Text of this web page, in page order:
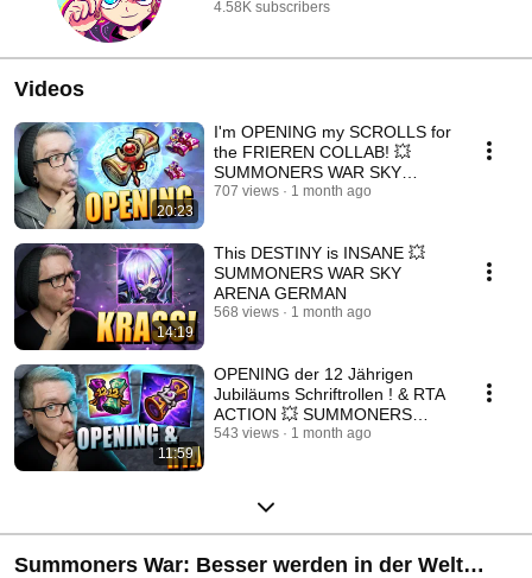
4.58K subscribers
Videos
20:23
I'm OPENING my SCROLLS for
the FRIEREN COLLAB! 💥
SUMMONERS WAR SKY
ARENA GERMAN
707 views 1 month ago
14:19
This DESTINY is INSANE 💥
SUMMONERS WAR SKY
ARENA GERMAN
568 views 1 month ago
11:59
OPENING der 12 Jährigen
Jubiläums Schriftrollen ! & RTA
ACTION 💥 SUMMONERS
WAR SKY ARENA DEUTSCH
543 views 1 month ago
Summoners War: Besser werden in der Welt